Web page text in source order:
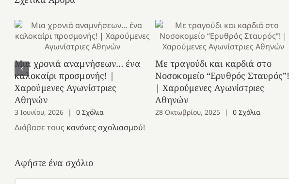
Μια χρονιά αναμνήσεων… ένα
καλοκαίρι προσμονής! |
Χαρούμενες Αγωνίστριες
Αθηνών
3 Ιουνίου, 2026 | 0 Σχόλια
Με τραγούδι και καρδιά στο
Νοσοκομείο “Ερυθρός Σταυρός”!
| Χαρούμενες Αγωνίστριες
Αθηνών
28 Οκτωβρίου, 2025 | 0 Σχόλια
Διάβασε τους κανόνες σχολιασμού!
Αφήστε ένα σχόλιο